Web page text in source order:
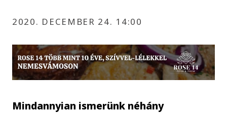
2020. DECEMBER 24. 14:00
Mindannyian ismerünk néhány